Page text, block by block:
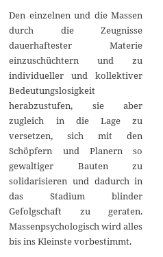
Den einzelnen und die Massen
durch die Zeugnisse
dauerhaftester Materie
einzuschüchtern und zu
individueller und kollektiver
Bedeutungslosigkeit
herabzustufen, sie aber
zugleich in die Lage zu
versetzen, sich mit den
Schöpfern und Planern so
gewaltiger Bauten zu
solidarisieren und dadurch in
das Stadium blinder
Gefolgschaft zu geraten.
Massenpsychologisch wird alles
bis ins Kleinste vorbestimmt.